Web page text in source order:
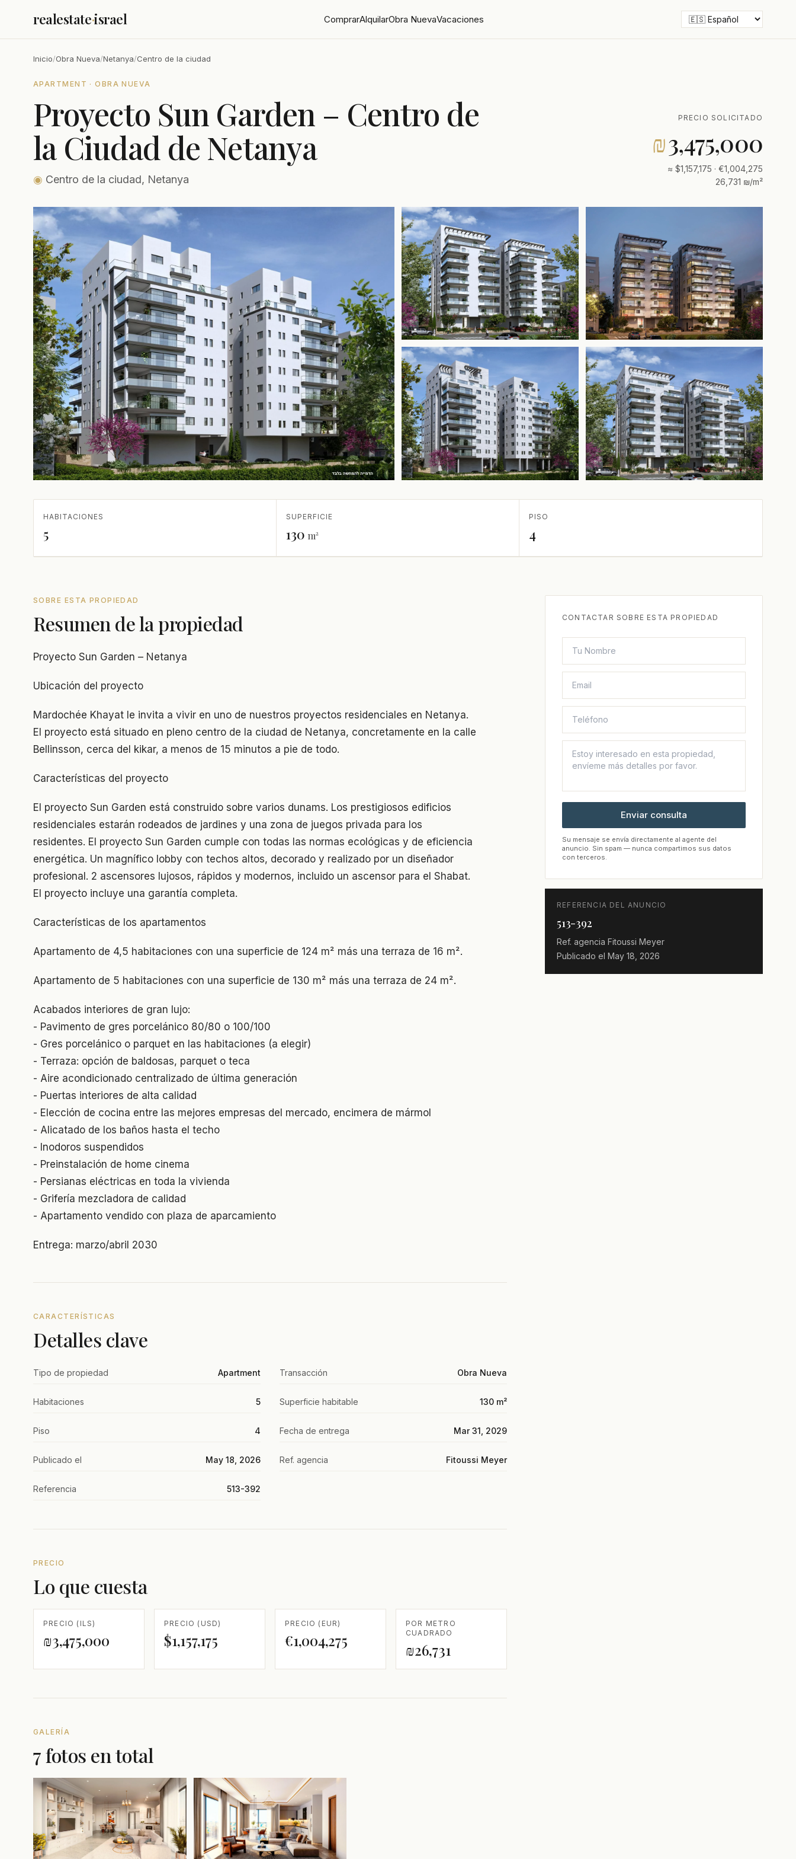
realestate·israel ComprarAlquilarObra NuevaVacaciones
Inicio/Obra Nueva/Netanya/Centro de la ciudad
APARTMENT · OBRA NUEVA
Proyecto Sun Garden – Centro de
la Ciudad de Netanya
◉ Centro de la ciudad, Netanya
PRECIO SOLICITADO
₪3,475,000
≈ $1,157,175 · €1,004,275
26,731 ₪/m²
HABITACIONES
5
SUPERFICIE
130 m²
PISO
4
SOBRE ESTA PROPIEDAD
Resumen de la propiedad
Proyecto Sun Garden – Netanya
Ubicación del proyecto
Mardochée Khayat le invita a vivir en uno de nuestros proyectos residenciales en Netanya.
El proyecto está situado en pleno centro de la ciudad de Netanya, concretamente en la calle
Bellinsson, cerca del kikar, a menos de 15 minutos a pie de todo.
Características del proyecto
El proyecto Sun Garden está construido sobre varios dunams. Los prestigiosos edificios
residenciales estarán rodeados de jardines y una zona de juegos privada para los
residentes. El proyecto Sun Garden cumple con todas las normas ecológicas y de eficiencia
energética. Un magnífico lobby con techos altos, decorado y realizado por un diseñador
profesional. 2 ascensores lujosos, rápidos y modernos, incluido un ascensor para el Shabat.
El proyecto incluye una garantía completa.
Características de los apartamentos
Apartamento de 4,5 habitaciones con una superficie de 124 m² más una terraza de 16 m².
Apartamento de 5 habitaciones con una superficie de 130 m² más una terraza de 24 m².
Acabados interiores de gran lujo:
- Pavimento de gres porcelánico 80/80 o 100/100
- Gres porcelánico o parquet en las habitaciones (a elegir)
- Terraza: opción de baldosas, parquet o teca
- Aire acondicionado centralizado de última generación
- Puertas interiores de alta calidad
- Elección de cocina entre las mejores empresas del mercado, encimera de mármol
- Alicatado de los baños hasta el techo
- Inodoros suspendidos
- Preinstalación de home cinema
- Persianas eléctricas en toda la vivienda
- Grifería mezcladora de calidad
- Apartamento vendido con plaza de aparcamiento
Entrega: marzo/abril 2030
CARACTERÍSTICAS
Detalles clave
Tipo de propiedad Apartment Transacción Obra Nueva
Habitaciones 5 Superficie habitable 130 m²
Piso 4 Fecha de entrega Mar 31, 2029
Publicado el May 18, 2026 Ref. agencia Fitoussi Meyer
Referencia 513-392
PRECIO
Lo que cuesta
PRECIO (ILS)
₪3,475,000
PRECIO (USD)
$1,157,175
PRECIO (EUR)
€1,004,275
POR METRO
CUADRADO
₪26,731
GALERÍA
7 fotos en total
CONTACTAR SOBRE ESTA PROPIEDAD
Enviar consulta
Su mensaje se envía directamente al agente del
anuncio. Sin spam — nunca compartimos sus datos
con terceros.
REFERENCIA DEL ANUNCIO
513-392
Ref. agencia Fitoussi Meyer
Publicado el May 18, 2026